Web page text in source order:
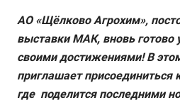
АО «Щёлково Агрохим»,
выставки МАК, вновь готово
своими достижениями! В
приглашает присоединиться
где поделится последними